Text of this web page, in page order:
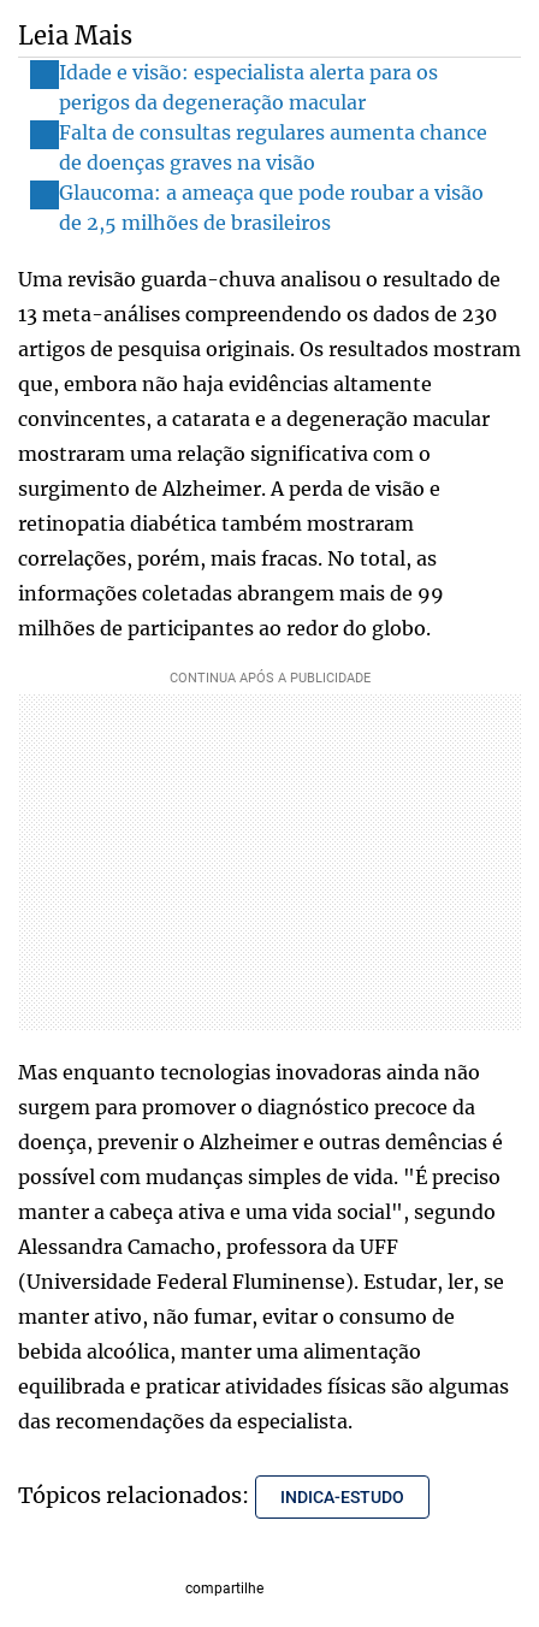
Leia Mais
Idade e visão: especialista alerta para os
perigos da degeneração macular
Falta de consultas regulares aumenta chance
de doenças graves na visão
Glaucoma: a ameaça que pode roubar a visão
de 2,5 milhões de brasileiros
Uma revisão guarda-chuva analisou o resultado de
13 meta-análises compreendendo os dados de 230
artigos de pesquisa originais. Os resultados mostram
que, embora não haja evidências altamente
convincentes, a catarata e a degeneração macular
mostraram uma relação significativa com o
surgimento de Alzheimer. A perda de visão e
retinopatia diabética também mostraram
correlações, porém, mais fracas. No total, as
informações coletadas abrangem mais de 99
milhões de participantes ao redor do globo.
Mas enquanto tecnologias inovadoras ainda não
surgem para promover o diagnóstico precoce da
doença, prevenir o Alzheimer e outras demências é
possível com mudanças simples de vida. "É preciso
manter a cabeça ativa e uma vida social", segundo
Alessandra Camacho, professora da UFF
(Universidade Federal Fluminense). Estudar, ler, se
manter ativo, não fumar, evitar o consumo de
bebida alcoólica, manter uma alimentação
equilibrada e praticar atividades físicas são algumas
das recomendações da especialista.
Tópicos relacionados: INDICA-ESTUDO
compartilhe